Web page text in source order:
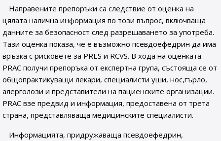
Направените препоръки са следствие от оценка на
цялата налична информация по този въпрос, включваща
данните за безопасност след разрешаването за употреба.
Тази оценка показа, че е възможно псевдоефедрин да има
връзка с рисковете за PRES и RCVS. В хода на оценката
PRAC получи препоръка от експертна група, състояща се от
общопрактикуващи лекари, специалисти уши, нос,гърло,
алерголози и представители на пациенските организации.
PRAC взе предвид и информация, предоставена от трета
страна, представляваща медицинските специалисти.
Информацията, придружаваща псевдоефедрин,